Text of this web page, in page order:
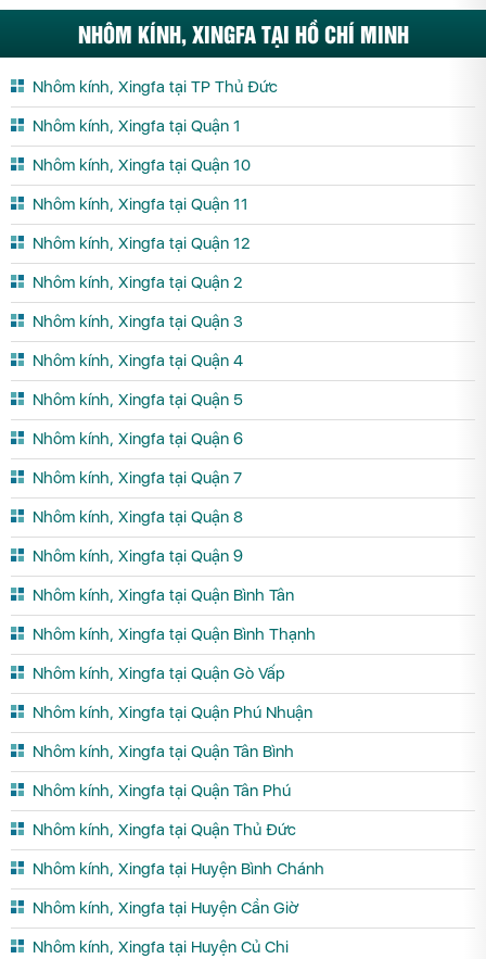
NHÔM KÍNH, XINGFA TẠI HỒ CHÍ MINH
Nhôm kính, Xingfa tại TP Thủ Đức
Nhôm kính, Xingfa tại Quận 1
Nhôm kính, Xingfa tại Quận 10
Nhôm kính, Xingfa tại Quận 11
Nhôm kính, Xingfa tại Quận 12
Nhôm kính, Xingfa tại Quận 2
Nhôm kính, Xingfa tại Quận 3
Nhôm kính, Xingfa tại Quận 4
Nhôm kính, Xingfa tại Quận 5
Nhôm kính, Xingfa tại Quận 6
Nhôm kính, Xingfa tại Quận 7
Nhôm kính, Xingfa tại Quận 8
Nhôm kính, Xingfa tại Quận 9
Nhôm kính, Xingfa tại Quận Bình Tân
Nhôm kính, Xingfa tại Quận Bình Thạnh
Nhôm kính, Xingfa tại Quận Gò Vấp
Nhôm kính, Xingfa tại Quận Phú Nhuận
Nhôm kính, Xingfa tại Quận Tân Bình
Nhôm kính, Xingfa tại Quận Tân Phú
Nhôm kính, Xingfa tại Quận Thủ Đức
Nhôm kính, Xingfa tại Huyện Bình Chánh
Nhôm kính, Xingfa tại Huyện Cần Giờ
Nhôm kính, Xingfa tại Huyện Củ Chi